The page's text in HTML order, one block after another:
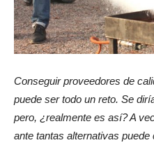
Conseguir proveedores de
puede ser todo un reto. Se
pero, ¿realmente es así? A
ante tantas alternativas